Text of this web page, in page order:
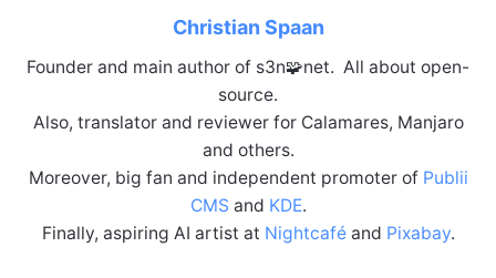
Christian Spaan
Founder and main author of s3n🧩net. All about open-
source.
Also, translator and reviewer for Calamares, Manjaro
and others.
Moreover, big fan and independent promoter of Publii
CMS and KDE.
Finally, aspiring AI artist at Nightcaféand Pixabay.